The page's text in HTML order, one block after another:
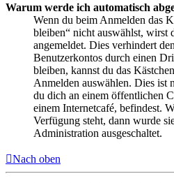
Warum werde ich automatisch
Wenn du beim Anmelden das
bleiben“ nicht auswählst, wirst
angemeldet. Dies verhindert
Benutzerkontos durch einen
bleiben, kannst du das
Anmelden auswählen. Dies ist
du dich an einem öffentlichen
einem Internetcafé, befindest.
Verfügung steht, dann wurde
Administration ausgeschaltet.
Nach oben